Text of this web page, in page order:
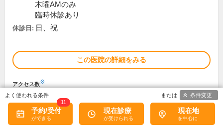
木曜AMのみ
臨時休診あり
休診日: 日、祝
この医院の詳細をみる
アクセス数※
予約/受付
11
現在診療 現在地
条件変更